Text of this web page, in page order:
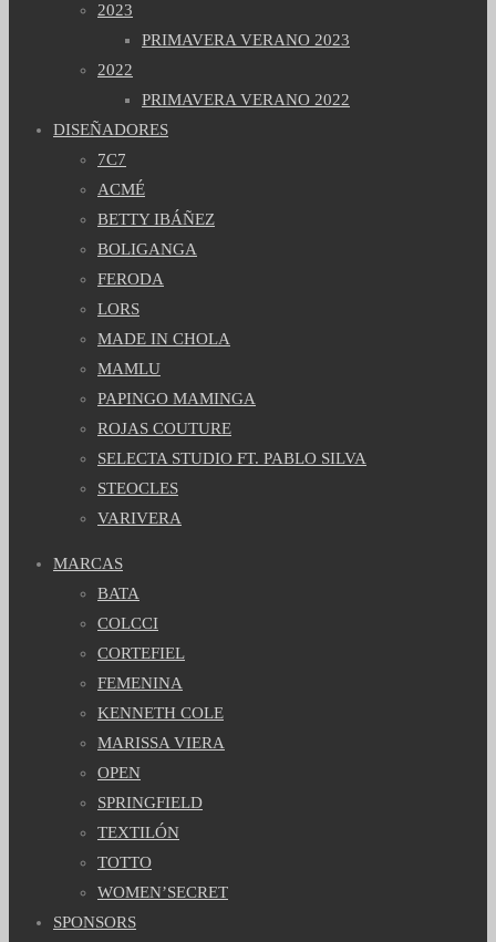
2023
PRIMAVERA VERANO 2023
2022
PRIMAVERA VERANO 2022
DISEÑADORES
7C7
ACMÉ
BETTY IBÁÑEZ
BOLIGANGA
FERODA
LORS
MADE IN CHOLA
MAMLU
PAPINGO MAMINGA
ROJAS COUTURE
SELECTA STUDIO FT. PABLO SILVA
STEOCLES
VARIVERA
MARCAS
BATA
COLCCI
CORTEFIEL
FEMENINA
KENNETH COLE
MARISSA VIERA
OPEN
SPRINGFIELD
TEXTILÓN
TOTTO
WOMEN’SECRET
SPONSORS